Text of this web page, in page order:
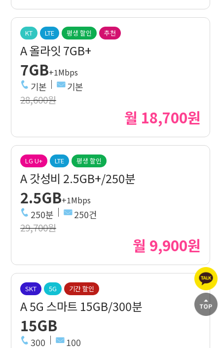
KT LTE 평생 할인 추천
A 올라잇 7GB+
7GB+1Mbps
기본 기본
28,600원
월 18,700원
LG U+ LTE 평생 할인
A 갓성비 2.5GB+/250분
2.5GB+1Mbps
250분 250건
29,700원
월 9,900원
SKT 5G 기간 할인
A 5G 스마트 15GB/300분
15GB
300 100